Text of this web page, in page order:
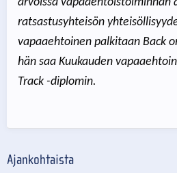
ratsastusyhteisön
vapaaehtoinen palkitaan Back
hän saa Kuukauden
Track -diplomin.
Ajankohtaista